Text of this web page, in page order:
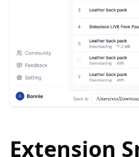
Extension